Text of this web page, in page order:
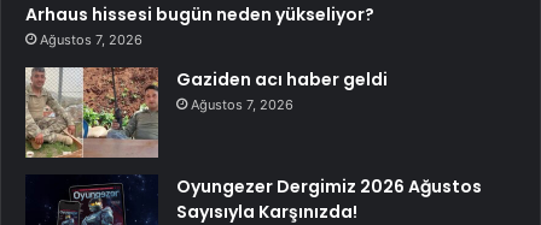
Arhaus hissesi bugün neden yükseliyor?
Ağustos 7, 2026
Gaziden acı haber geldi
Ağustos 7, 2026
Oyungezer Dergimiz 2026 Ağustos
Sayısıyla Karşınızda!